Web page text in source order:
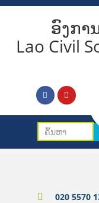
ອົງກາ
Lao Civil
020 5570